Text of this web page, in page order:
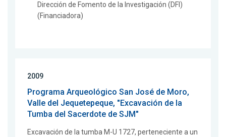
Dirección de Fomento de la Investigación (DFI)
(Financiadora)
2009
Programa Arqueológico San José de Moro,
Valle del Jequetepeque, "Excavación de la
Tumba del Sacerdote de SJM"
Excavación de la tumba M-U 1727, perteneciente a un